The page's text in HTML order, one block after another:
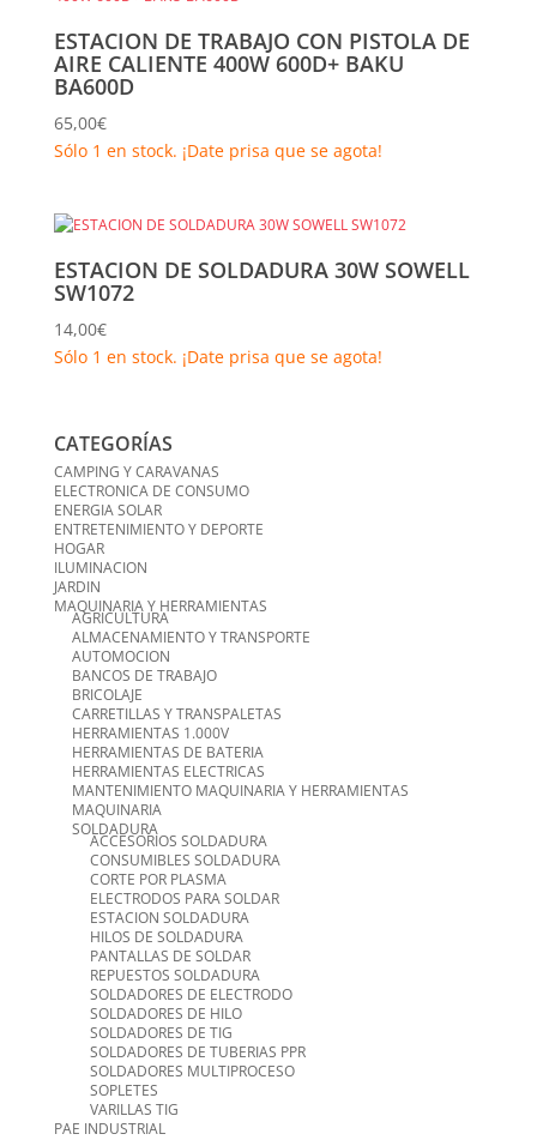
ESTACION DE TRABAJO CON PISTOLA DE
AIRE CALIENTE 400W 600D+ BAKU
BA600D
65,00€
Sólo 1 en stock. ¡Date prisa que se agota!
ESTACION DE SOLDADURA 30W SOWELL
SW1072
14,00€
Sólo 1 en stock. ¡Date prisa que se agota!
CATEGORÍAS
CAMPING Y CARAVANAS
ELECTRONICA DE CONSUMO
ENERGIA SOLAR
ENTRETENIMIENTO Y DEPORTE
HOGAR
ILUMINACION
JARDIN
MAQUINARIA Y HERRAMIENTAS
AGRICULTURA
ALMACENAMIENTO Y TRANSPORTE
AUTOMOCION
BANCOS DE TRABAJO
BRICOLAJE
CARRETILLAS Y TRANSPALETAS
HERRAMIENTAS 1.000V
HERRAMIENTAS DE BATERIA
HERRAMIENTAS ELECTRICAS
MANTENIMIENTO MAQUINARIA Y HERRAMIENTAS
MAQUINARIA
SOLDADURA
ACCESORIOS SOLDADURA
CONSUMIBLES SOLDADURA
CORTE POR PLASMA
ELECTRODOS PARA SOLDAR
ESTACION SOLDADURA
HILOS DE SOLDADURA
PANTALLAS DE SOLDAR
REPUESTOS SOLDADURA
SOLDADORES DE ELECTRODO
SOLDADORES DE HILO
SOLDADORES DE TIG
SOLDADORES DE TUBERIAS PPR
SOLDADORES MULTIPROCESO
SOPLETES
VARILLAS TIG
PAE INDUSTRIAL